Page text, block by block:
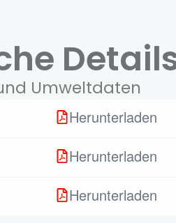
Umweltdaten
Herunterladen
Herunterladen
Herunterladen